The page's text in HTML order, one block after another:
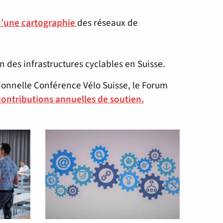
cartographiedes réseaux de
infrastructures cyclables en Suisse.
Conférence Vélo Suisse, le Forum
annuelles de soutien.